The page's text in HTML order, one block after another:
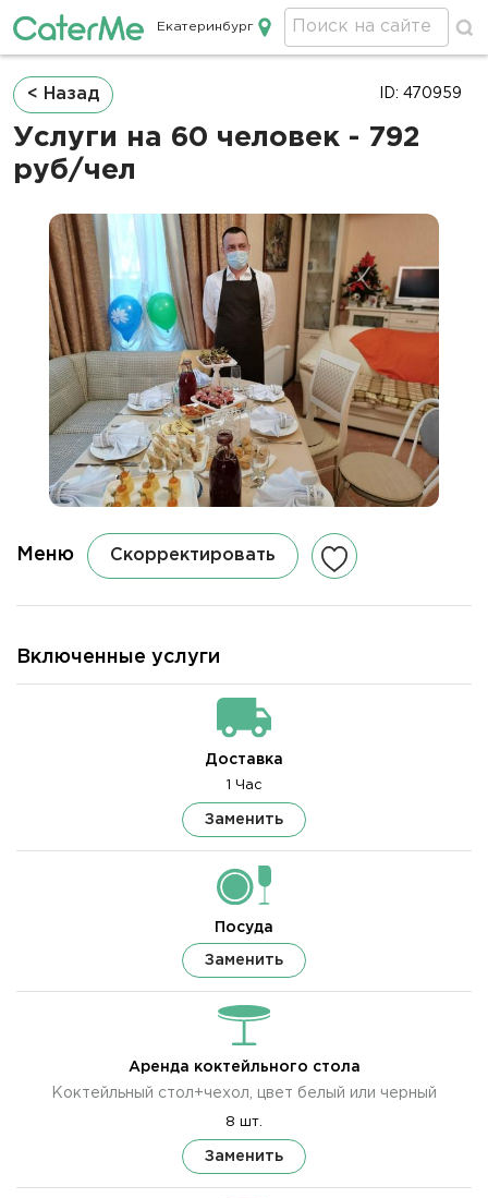
Кейтеринг в Екатеринбурге
Екатеринбург
Строка
навигации
< Назад
Услуги на 60 человек - 792
руб/чел
ID: 470959
Меню Скорректировать
Включенные услуги
Доставка
1 Час
Заменить
Посуда
Заменить
Аренда коктейльного стола
Коктейльный стол+чехол, цвет белый или черный
8 шт.
Заменить